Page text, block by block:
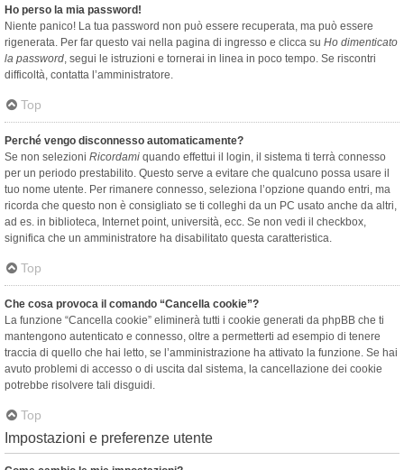
Ho perso la mia password!
Niente panico! La tua password non può essere recuperata, ma può essere
rigenerata. Per far questo vai nella pagina di ingresso e clicca su Ho dimenticato
la password, segui le istruzioni e tornerai in linea in poco tempo. Se riscontri
difficoltà, contatta l’amministratore.
Top
Perché vengo disconnesso automaticamente?
Se non selezioni Ricordami quando effettui il login, il sistema ti terrà connesso
per un periodo prestabilito. Questo serve a evitare che qualcuno possa usare il
tuo nome utente. Per rimanere connesso, seleziona l’opzione quando entri, ma
ricorda che questo non è consigliato se ti colleghi da un PC usato anche da altri,
ad es. in biblioteca, Internet point, università, ecc. Se non vedi il checkbox,
significa che un amministratore ha disabilitato questa caratteristica.
Top
Che cosa provoca il comando “Cancella cookie”?
La funzione “Cancella cookie” eliminerà tutti i cookie generati da phpBB che ti
mantengono autenticato e connesso, oltre a permetterti ad esempio di tenere
traccia di quello che hai letto, se l’amministrazione ha attivato la funzione. Se hai
avuto problemi di accesso o di uscita dal sistema, la cancellazione dei cookie
potrebbe risolvere tali disguidi.
Top
Impostazioni e preferenze utente